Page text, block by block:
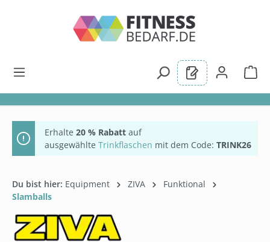
Erhalte 20 % Rabatt auf
ausgewählte Trinkflaschen mit dem Code: TRINK26
Du bist hier: Equipment ZIVA
Funktional
Slamballs